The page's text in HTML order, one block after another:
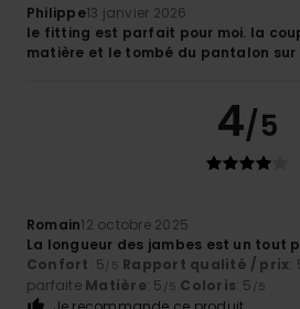
Philippe13 janvier 2026
le fitting est parfait pour moi. la
matière et le tombé du pantalon
4/5
Romain12 octobre 2025
La longueur des jambes est un tout
Confort: 5/5 Rapport qualité / prix:
parfaite Matière: 5 /5 Coloris: 5 /5